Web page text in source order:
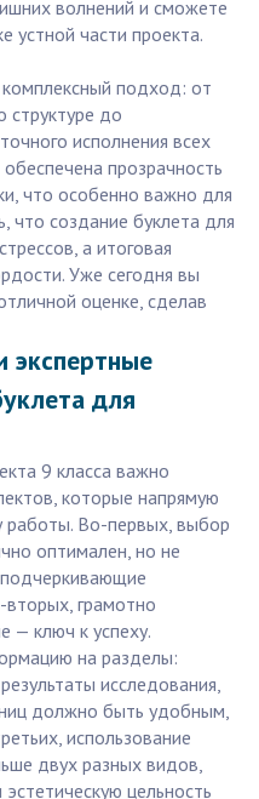
волнений и сможете
устной части проекта.
комплексный подход: от
структуре до
исполнения всех
прозрачность
что особенно важно для
что создание буклета для
а итоговая
Уже сегодня вы
оценке, сделав
экспертные
для
9 класса важно
которые напрямую
работы. Во-первых, выбор
оптимален, но не
вторых, грамотно
— ключ к успеху.
на разделы:
исследования,
должно быть удобным,
использование
двух разных видов,
цельность